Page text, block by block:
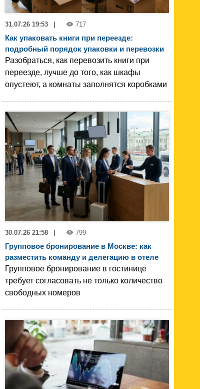
31.07.26 19:53 717
Как упаковать книги при переезде:
подробный порядок упаковки и перевозки
Разобраться, как перевозить книги при
переезде, лучше до того, как шкафы
опустеют, а комнаты заполнятся коробками
30.07.26 21:58 | 799
Групповое бронирование в Москве: как
разместить команду и делегацию в отеле
Групповое бронирование в гостинице
требует согласовать не только количество
свободных номеров